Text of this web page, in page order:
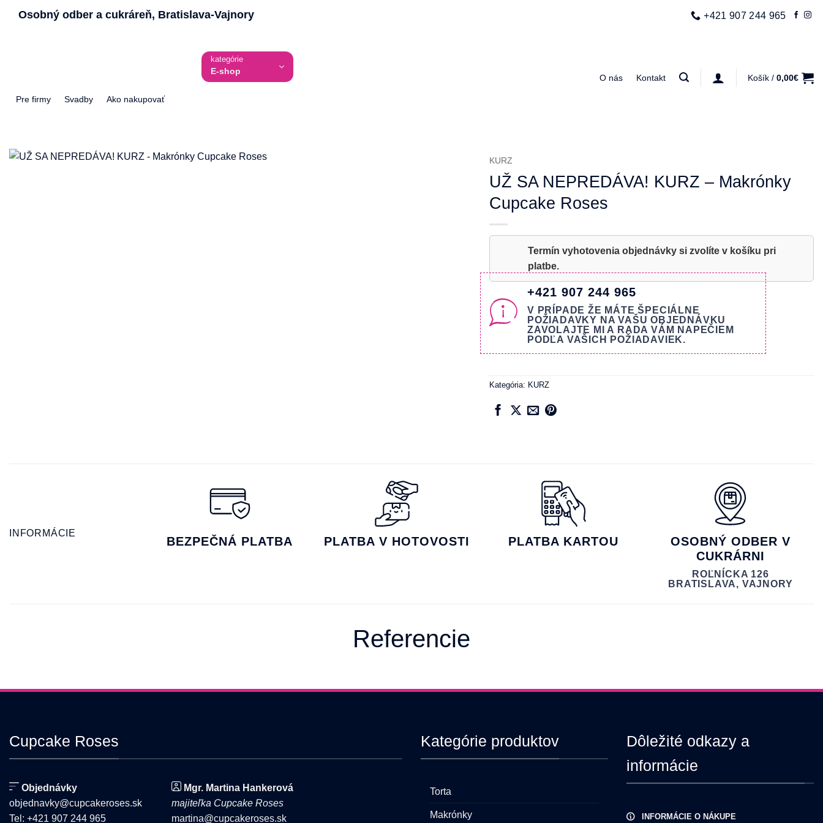
Osobný odber a cukráreň, Bratislava-Vajnory +421 907 244 965
kategórie
E-shop
Pre firmy Svadby Ako nakupovať
O nás Kontakt Košík / 0,00€
KURZ
UŽ SA NEPREDÁVA! KURZ – Makrónky
Cupcake Roses
Termín vyhotovenia objednávky si zvolíte v košíku pri
platbe.
+421 907 244 965
V PRÍPADE ŽE MÁTE ŠPECIÁLNE
POŽIADAVKY NA VAŠU OBJEDNÁVKU
ZAVOLAJTE MI A RADA VÁM NAPEČIEM
PODĽA VAŠICH POŽIADAVIEK.
Kategória: KURZ
INFORMÁCIE
BEZPEČNÁ PLATBA PLATBA V HOTOVOSTI PLATBA KARTOU
OSOBNÝ ODBER V
CUKRÁRNI
ROĽNÍCKA 126
BRATISLAVA, VAJNORY
Referencie
Cupcake Roses
Objednávky
objednavky@cupcakeroses.sk
Tel: +421 907 244 965
Mgr. Martina Hankerová
majiteľka Cupcake Roses
martina@cupcakeroses.sk
Kategórie produktov
Torta
Makrónky
Dôležité odkazy a
informácie
INFORMÁCIE O NÁKUPE